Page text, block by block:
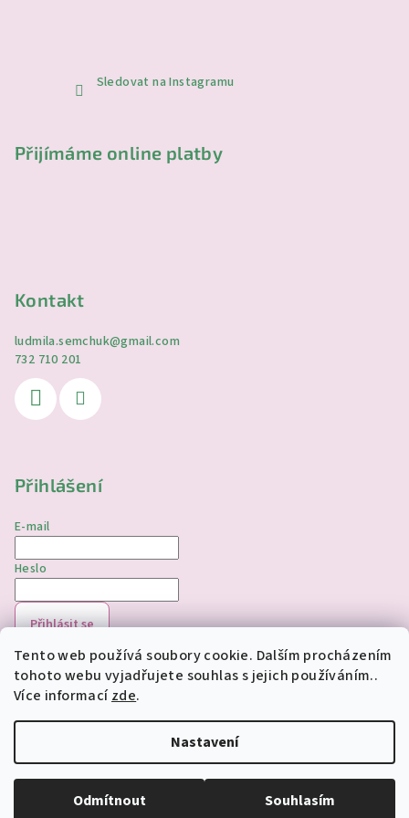
Tento web používá soubory cookie. Dalším procházením
tohoto webu vyjadřujete souhlas s jejich používáním..
Více informacízde.
Nastavení
Odmítnout Souhlasím
Sledovat na Instagramu
Přijímáme online platby
Kontakt
ludmila.semchuk@gmail.com
732 710 201
Přihlášení
E-mail
Heslo
Přihlásit se
Nová registraceZapomenuté heslo
Copyright 2026jednorozciverivnas.cz. Všechna práva
Upravit nastavení cookies
Vytvořil Shoptet